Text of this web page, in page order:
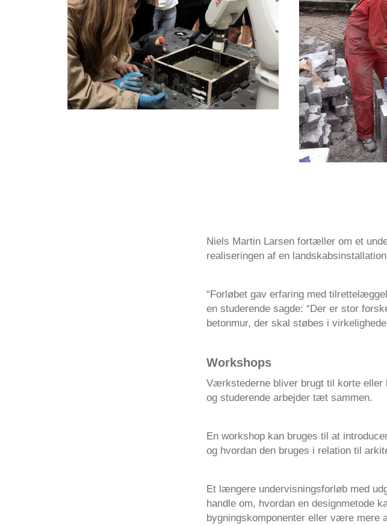
Niels Martin Larsen fortæller om et
realiseringen af en
“Forløbet gav erfaring med
en studerende sagde: “Der er stor
betonmur, der skal støbes i
Workshops
Værkstederne bliver brugt til korte
og studerende arbejder tæt sammen.
En workshop kan bruges til at
og hvordan den bruges i relation til
Et længere undervisningsforløb med
handle om, hvordan en designmetode
bygningskomponenter eller være mere